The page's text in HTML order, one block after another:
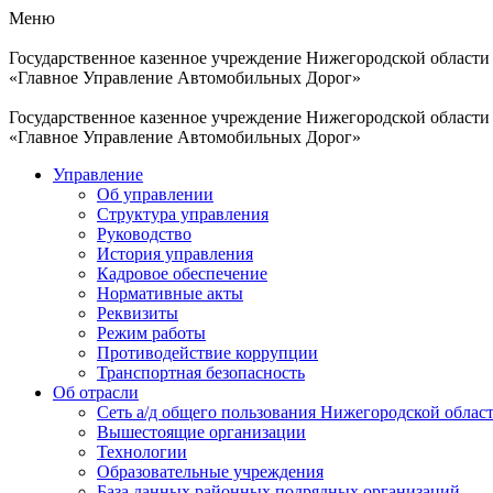
Меню
Государственное казенное учреждение Нижегородской области
«Главное Управление Автомобильных Дорог»
Государственное казенное учреждение Нижегородской области
«Главное Управление Автомобильных Дорог»
Управление
Об управлении
Структура управления
Руководство
История управления
Кадровое обеспечение
Нормативные акты
Реквизиты
Режим работы
Противодействие коррупции
Транспортная безопасность
Об отрасли
Сеть а/д общего пользования Нижегородской
Вышестоящие организации
Технологии
Образовательные учреждения